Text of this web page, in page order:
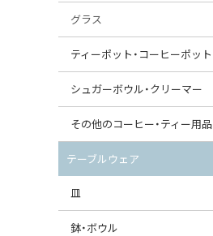
グラス
ティーポット・コーヒーポット
ティーポット
コーヒーポット
シュガーボウル・クリーマー
シュガーボウル
クリーマー
その他のコーヒー・ティー用品
ポットウォーマー
ピッチャー
コーヒードリッパー
テーブルウェア
皿
大皿（24cm〜）
鉢・ボウル